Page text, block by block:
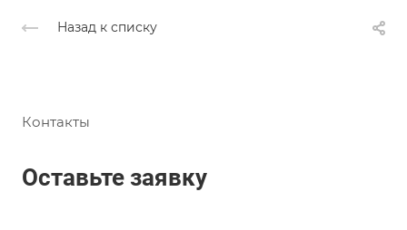
Назад к списку
Контакты
Оставьте заявку